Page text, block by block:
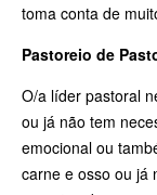
toma conta de
Pastoreio de
O/a líder pastoral
ou já não tem
emocional ou
carne e osso ou já